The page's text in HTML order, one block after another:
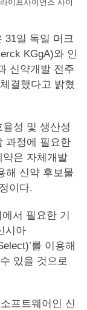
이프사이언스 사이
31일 독일 머크
KGgA)와 인
신약개발 전주
결했다고 밝혔
성 및 생산성
과정에 필요한
은 자체개발
해 신약 후보물
이다.
서 필요한 기
시아
를 이용해
있을 것으로
프트웨어인 신